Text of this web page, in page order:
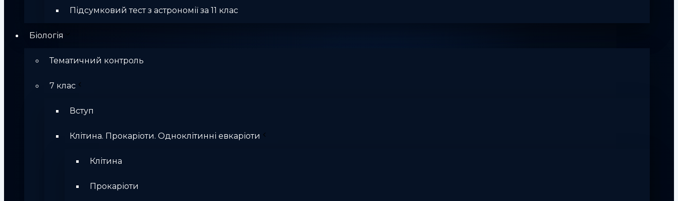
Підсумковий тест з астрономії за 11 клас
Біологія
Тематичний контроль
7 клас
Вступ
Клітина. Прокаріоти. Одноклітинні евкаріоти
Клітина
Прокаріоти